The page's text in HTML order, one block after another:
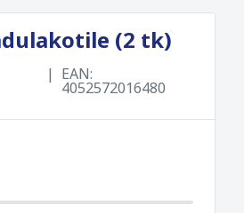
(2 tk)
EAN:
4052572016480